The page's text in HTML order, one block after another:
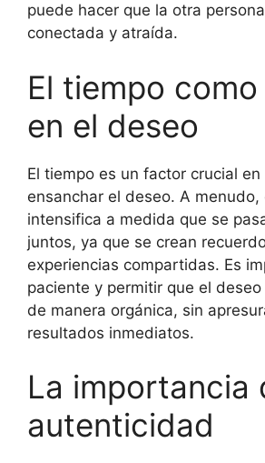
puede hacer que la otra
conectada y atraída.
El tiempo
en el deseo
El tiempo es un factor crucial
ensanchar el deseo. A menudo,
intensifica a medida que se
juntos, ya que se crean
experiencias compartidas. Es
paciente y permitir que el
de manera orgánica, sin
resultados inmediatos.
La importancia
autenticidad